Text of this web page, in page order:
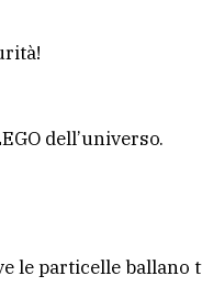
dell’universo.
le particelle ballano